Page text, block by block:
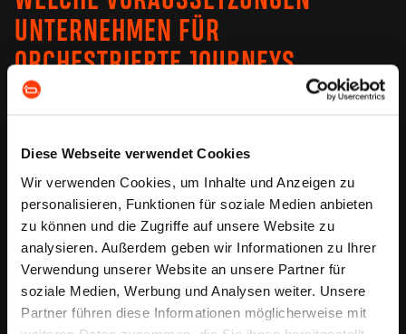
Diese Webseite verwendet Cookies
Wir verwenden Cookies, um Inhalte und Anzeigen zu
personalisieren, Funktionen für soziale Medien anbieten
zu können und die Zugriffe auf unsere Website zu
analysieren. Außerdem geben wir Informationen zu Ihrer
Verwendung unserer Website an unsere Partner für
soziale Medien, Werbung und Analysen weiter. Unsere
Partner führen diese Informationen möglicherweise mit
UNTERNEHMEN FÜR
ORCHESTRIERTE JOURNEYS
BRAUCHEN.
Logik. Kampagnen werden breit ausgespielt, in der
Doch diese Methode ist ineffizient, teuer – und zunehmend
wirkungslos.
Was es stattdessen braucht:
Eine konsistente Dateninfrastruktur – alle
Interaktionen in einem zentralen Modell
zusammengeführt